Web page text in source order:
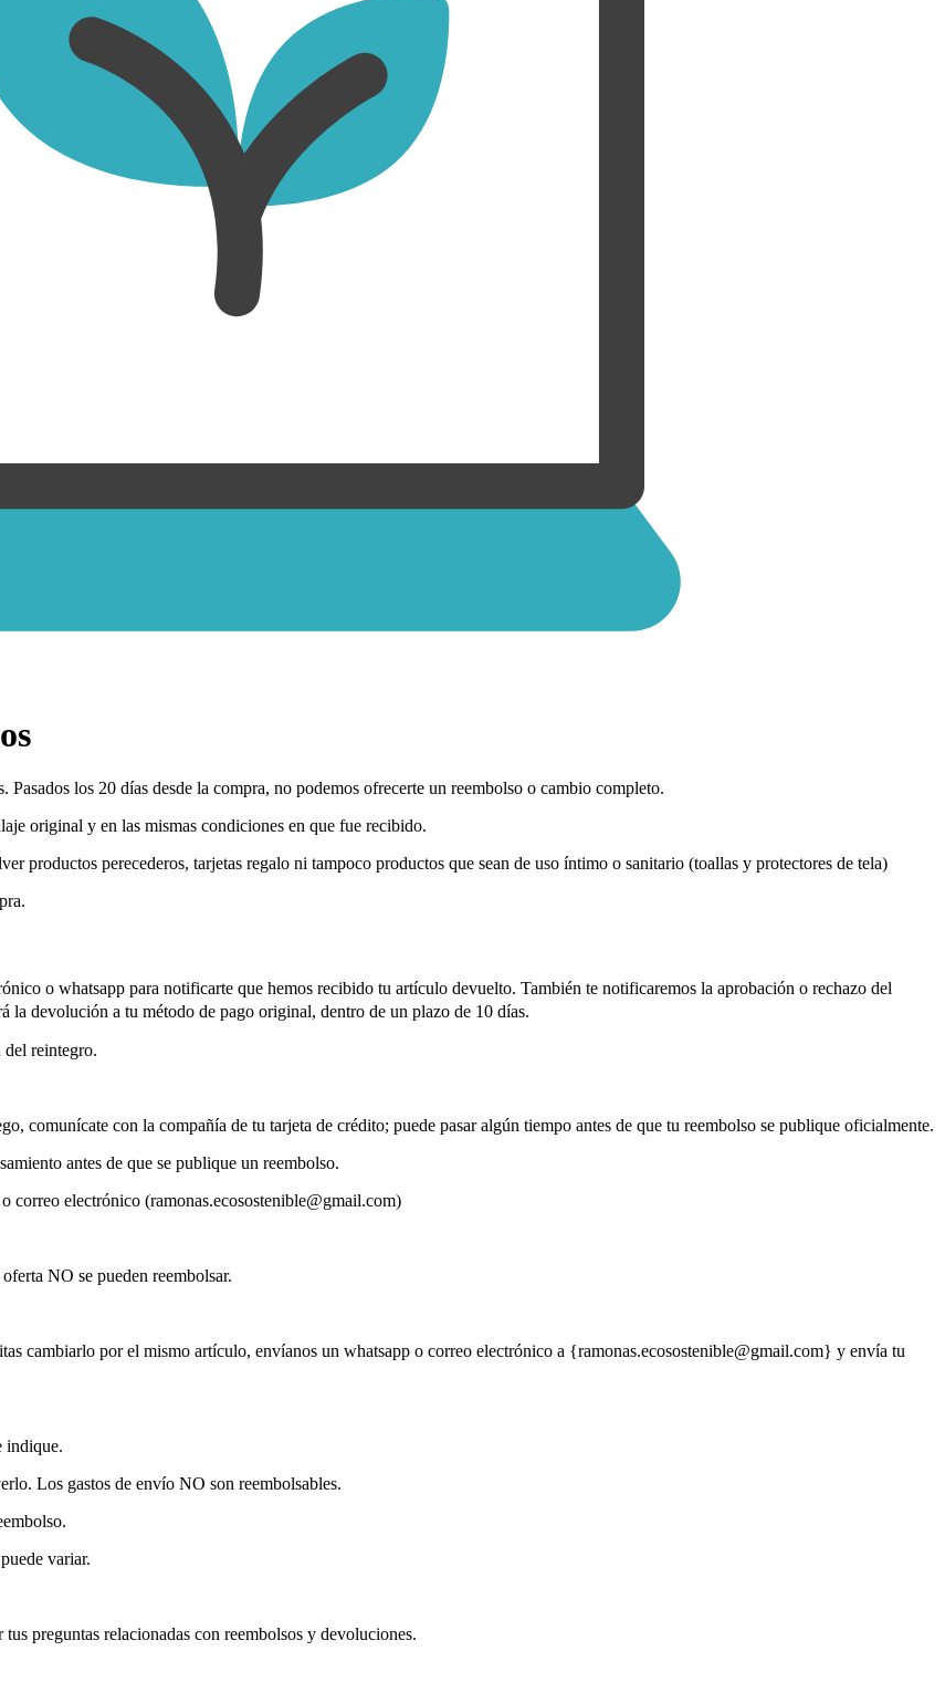
los 20 días desde la compra, no podemos ofrecerte un reembolso o cambio completo.
original y en las mismas condiciones en que fue recibido.
productos perecederos, tarjetas regalo ni tampoco productos que sean de uso íntimo o sanitario (toallas y protectores de tela)
o whatsapp para notificarte que hemos recibido tu artículo devuelto. También te notificaremos la aprobación o rechazo del
devolución a tu método de pago original, dentro de un plazo de 10 días.
del reintegro.
comunícate con la compañía de tu tarjeta de crédito; puede pasar algún tiempo antes de que tu reembolso se publique oficialmente.
antes de que se publique un reembolso.
correo electrónico (ramonas.ecosostenible@gmail.com)
NO se pueden reembolsar.
cambiarlo por el mismo artículo, envíanos un whatsapp o correo electrónico a {ramonas.ecosostenible@gmail.com} y envía tu
indique.
Los gastos de envío NO son reembolsables.
variar.
preguntas relacionadas con reembolsos y devoluciones.